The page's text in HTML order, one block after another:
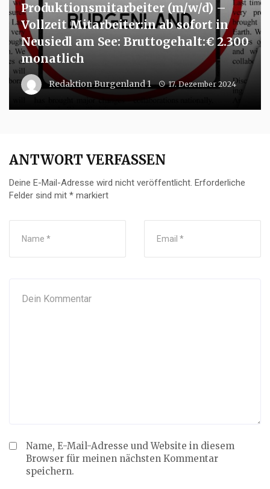
Produktionsmitarbeiter (m/w/d) –
Vollzeit Mitarbeiter:in ab sofort in
Neusiedl am See: Bruttogehalt:€ 2.300
monatlich
Redaktion Burgenland 1 17. Dezember 2024
ANTWORT VERFASSEN
Deine E-Mail-Adresse wird nicht veröffentlicht. Erforderliche
Felder sind mit * markiert
Name, E-Mail-Adresse und Website in diesem
Browser für meinen nächsten Kommentar
speichern.